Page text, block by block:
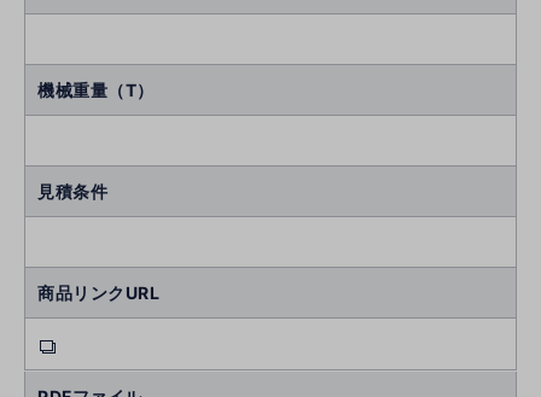
機械重量（T）
見積条件
商品リンクURL